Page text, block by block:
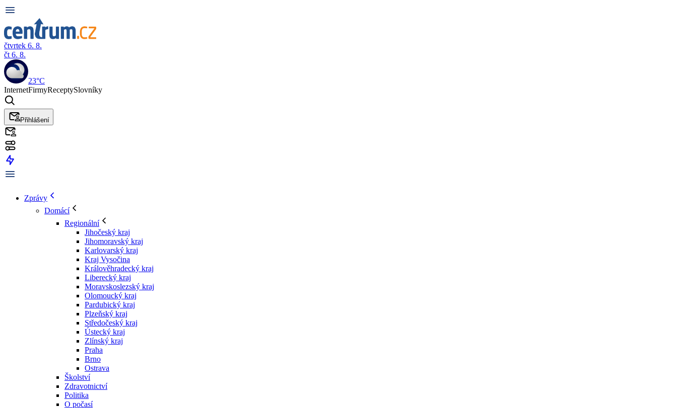
čtvrtek 6. 8.
čt 6. 8.
23°C
InternetFirmyReceptySlovníky
Přihlášení
Zprávy
Domácí
Regionální
Jihočeský kraj
Jihomoravský kraj
Karlovarský kraj
Kraj Vysočina
Králověhradecký kraj
Liberecký kraj
Moravskoslezský kraj
Olomoucký kraj
Pardubický kraj
Plzeňský kraj
Středočeský kraj
Ústecký kraj
Zlínský kraj
Praha
Brno
Ostrava
Školství
Zdravotnictví
Politika
O počasí